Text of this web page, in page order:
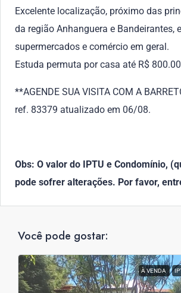
Excelente localização, próximo das
da região Anhanguera e Bandeirantes,
supermercados e comércio em geral.
Estuda permuta por casa até R$
**AGENDE SUA VISITA COM A
ref. 83379 atualizado em 06/08.
Obs: O valor do IPTU e Condomínio,
pode sofrer alterações. Por favor,
Você pode gostar:
À VENDA